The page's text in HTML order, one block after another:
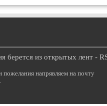
берется из открытых лент -
напрявляем на почту